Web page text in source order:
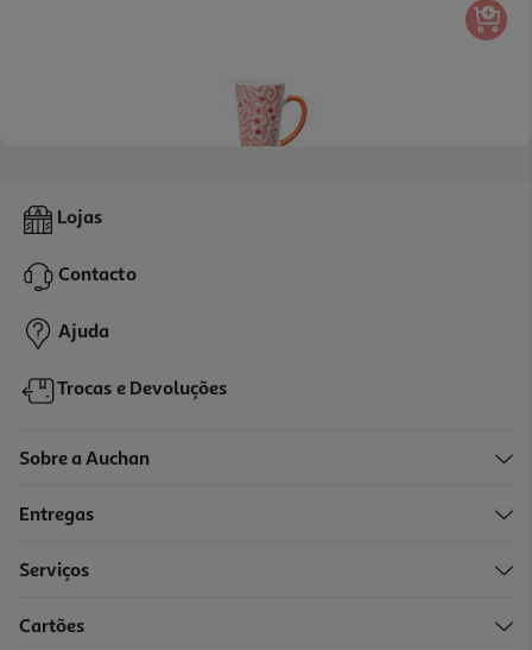
Caneca Matcha Actuel Porcelana 50cl
3,99 €
Lojas
Contacto
Ajuda
Trocas e Devoluções
Sobre a Auchan
Entregas
Serviços
Cartões